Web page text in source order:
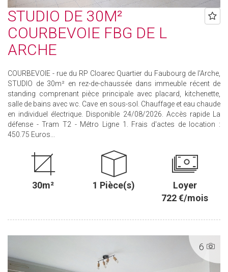
STUDIO DE 30M²
COURBEVOIE FBG DE L
ARCHE
COURBEVOIE - rue du RP Cloarec Quartier du Faubourg de l'Arche,
STUDIO de 30m² en rez-de-chaussée dans immeuble récent de
standing comprenant pièce principale avec placard, kitchenette,
salle de bains avec wc. Cave en sous-sol. Chauffage et eau chaude
en individuel électrique. Disponible 24/08/2026. Accès rapide La
défense - Tram T2 - Métro Ligne 1. Frais d'actes de location :
450.75 Euros...
30m² 1 Pièce(s)
Loyer
722 €/mois
6